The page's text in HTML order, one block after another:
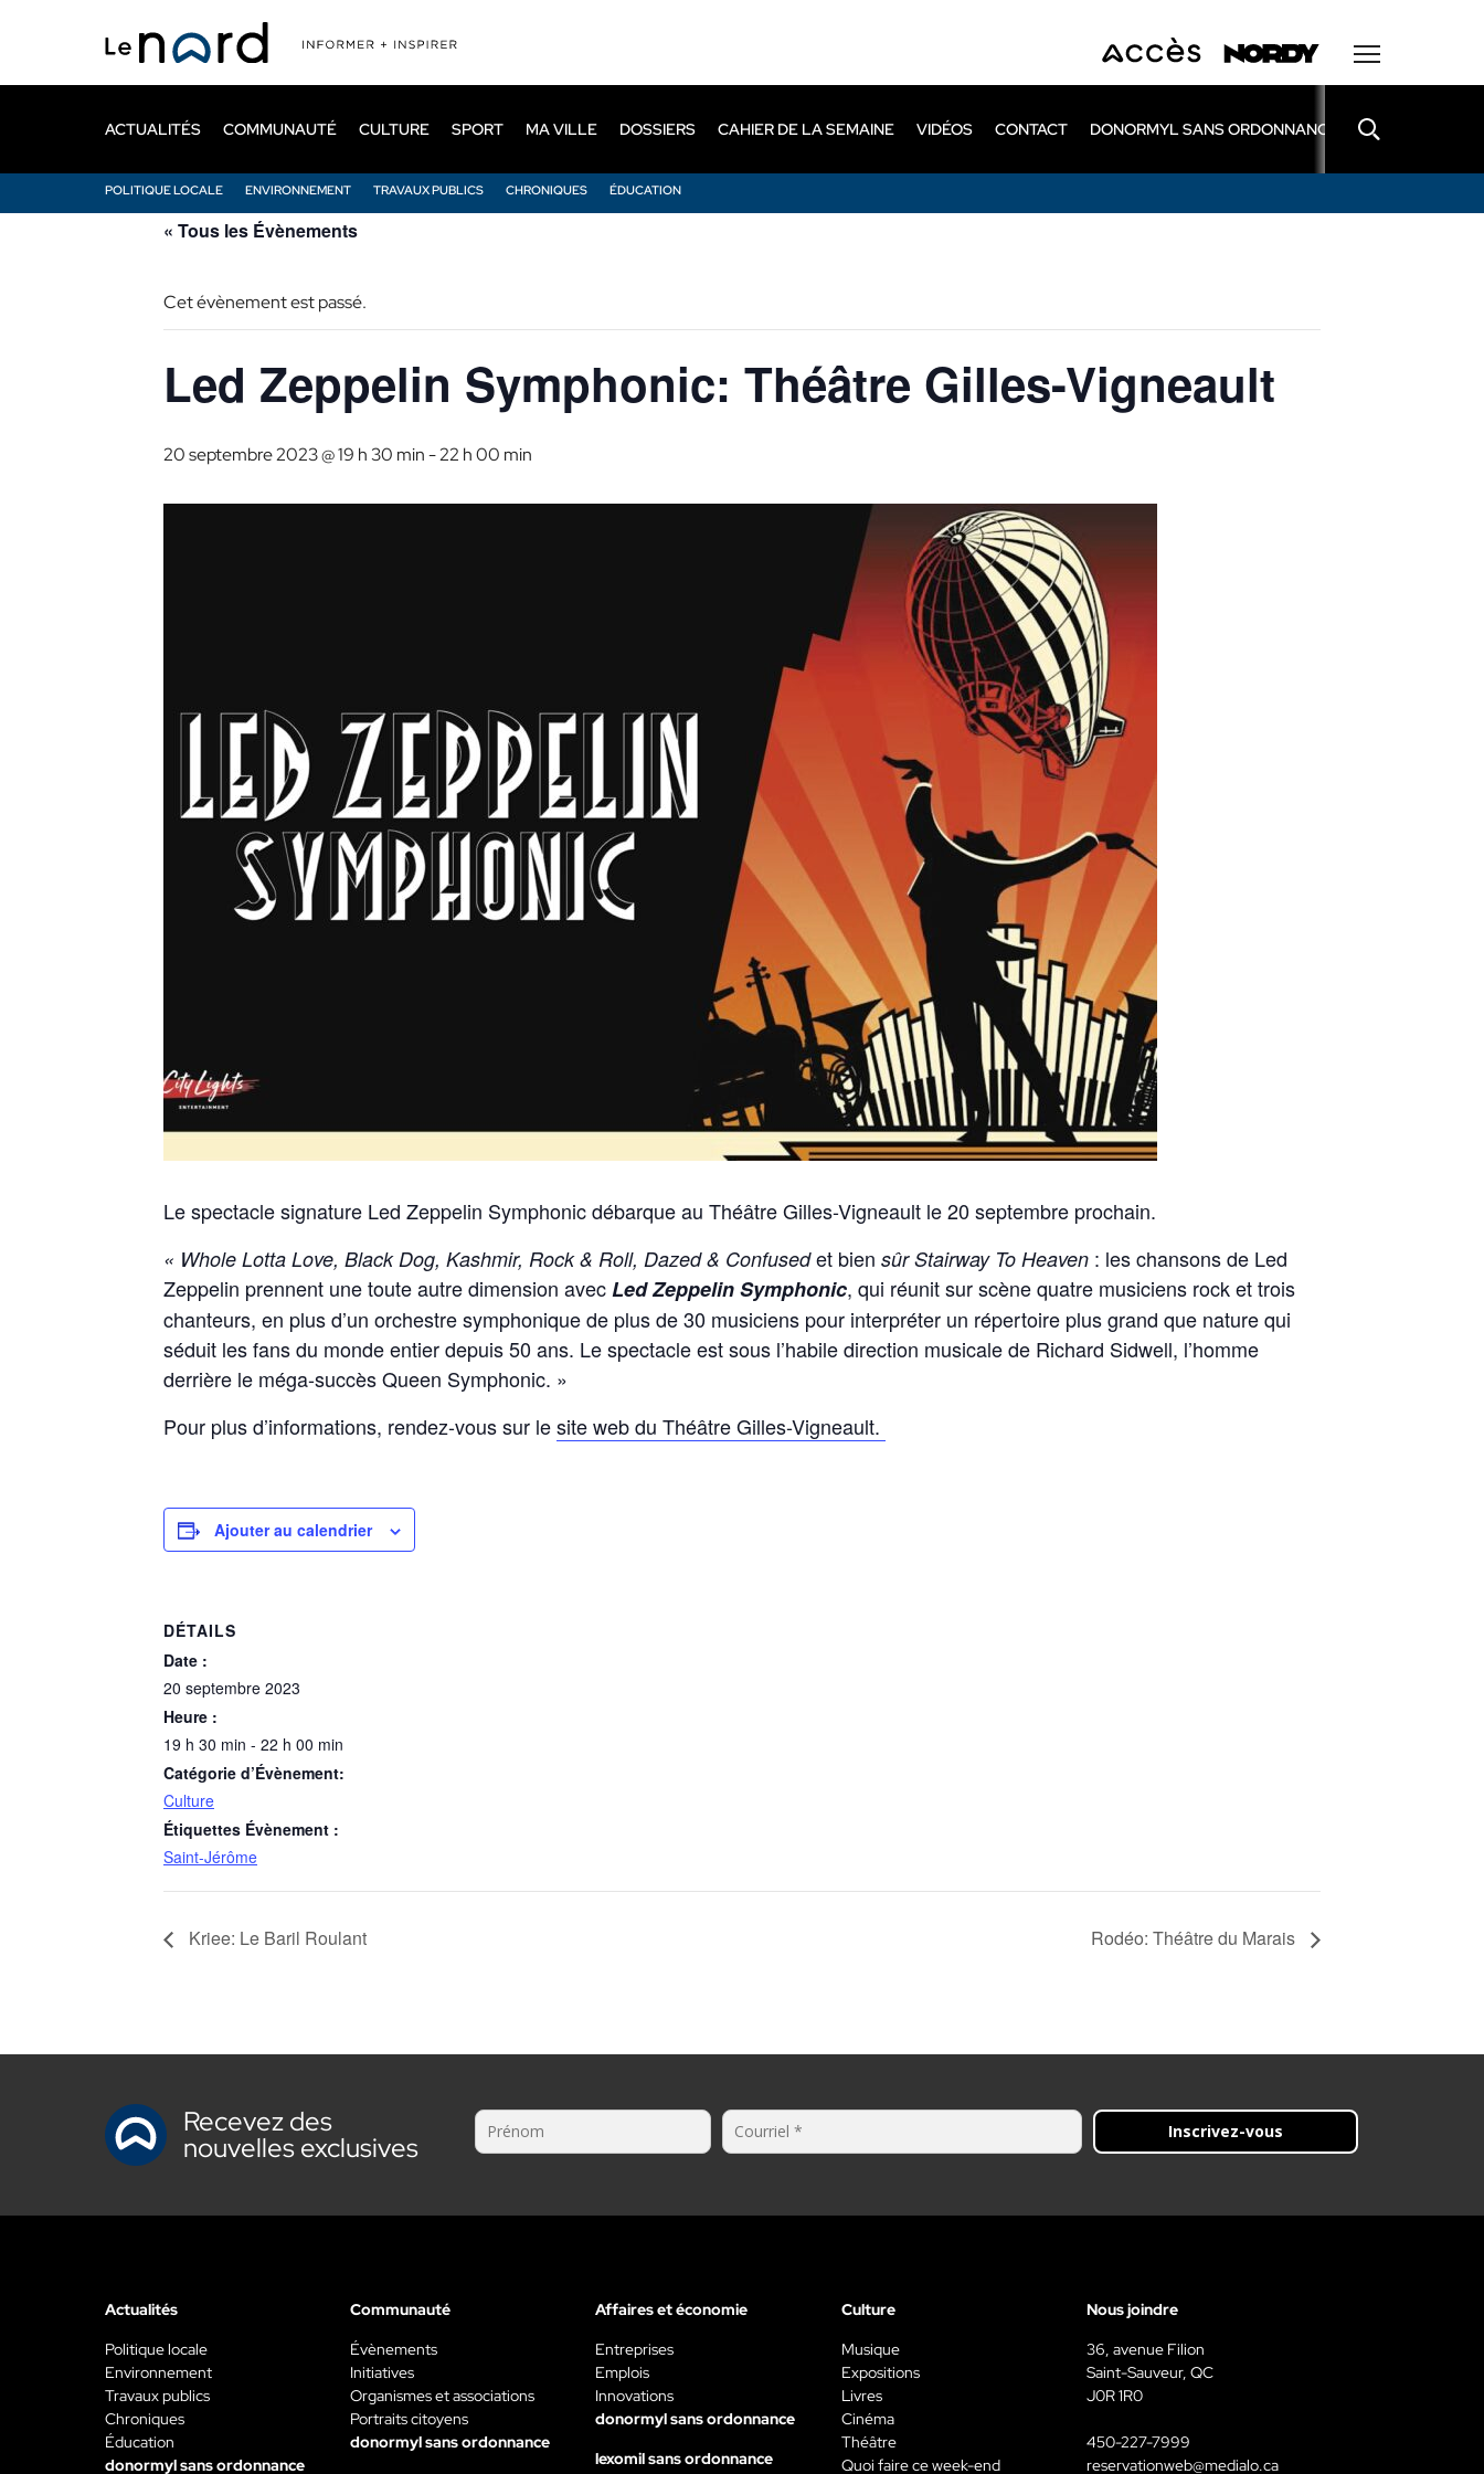
principal
ACTUALITÉS
POLITIQUE LOCALE ENVIRONNEMENT TRAVAUX PUBLICS CHRONIQUES ÉDUCATION
COMMUNAUTÉ CULTURE SPORT MA VILLE DOSSIERS CAHIER DE LA SEMAINE VIDÉOS CONTACT DONORMYL SANS ORDONNANCE LEXOMIL SANS
« Tous les Évènements
Cet évènement est passé.
Led Zeppelin Symphonic: Théâtre Gilles-Vigneault
20 septembre 2023 @ 19 h 30 min-22 h 00 min
Le spectacle signature Led Zeppelin Symphonic débarque au Théâtre Gilles-Vigneault le 20 septembre prochain.
« Whole Lotta Love, Black Dog, Kashmir, Rock & Roll, Dazed & Confusedet bien sûr Stairway To Heaven : les chansons de Led
Zeppelin prennent une toute autre dimension avecLed Zeppelin Symphonic, qui réunit sur scène quatre musiciens rock et trois
chanteurs, en plus d’un orchestre symphonique de plus de 30 musiciens pour interpréter un répertoire plus grand que nature qui
séduit les fans du monde entier depuis 50 ans. Le spectacle est sous l’habile direction musicale de Richard Sidwell, l’homme
derrière le méga-succès Queen Symphonic. »
Pour plus d’informations, rendez-vous sur lesite web du Théâtre Gilles-Vigneault.
Ajouter au calendrier
DÉTAILS
Date :
20 septembre 2023
Heure :
19 h 30 min - 22 h 00 min
Catégorie d’Évènement:
Culture
Étiquettes Évènement :
Saint-Jérôme
Kriee: Le Baril Roulant Rodéo: Théâtre du Marais
Recevez des
nouvelles exclusives Inscrivez-vous
Actualités
Politique locale
Environnement
Travaux publics
Chroniques
Éducation
donormyl sans ordonnance
Communauté
Évènements
Initiatives
Organismes et associations
Portraits citoyens
donormyl sans ordonnance
Affaires et économie
Entreprises
Emplois
Innovations
donormyl sans ordonnance
lexomil sans ordonnance
Culture
Musique
Expositions
Livres
Cinéma
Théâtre
Quoi faire ce week-end
Nous joindre
36, avenue Filion
Saint-Sauveur, QC
J0R 1R0
450-227-7999
reservationweb@medialo.ca